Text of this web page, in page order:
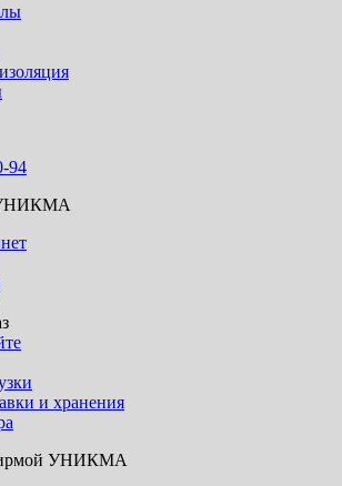
94
УНИКМА
и хранения
УНИКМА